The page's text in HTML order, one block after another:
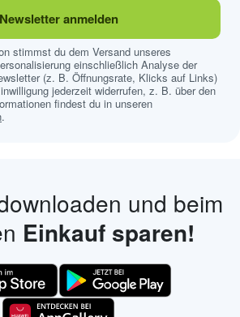
Newsletter anmelden
stimmst du dem Versand unseres
einschließlich Analyse der
(z. B. Öffnungsrate, Klicks auf Links)
jederzeit widerrufen, z. B. über den
findest du in unseren
.
und beim
Einkauf sparen!